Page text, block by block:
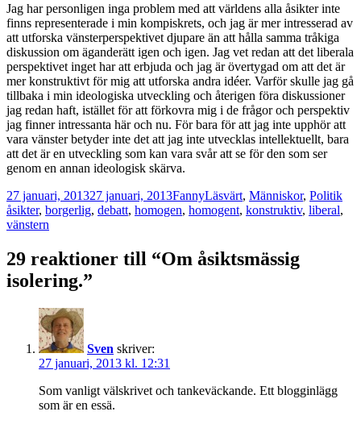
Jag har personligen inga problem med att världens alla åsikter inte
finns representerade i min kompiskrets, och jag är mer intresserad av
att utforska vänsterperspektivet djupare än att hålla samma tråkiga
diskussion om äganderätt igen och igen. Jag vet redan att det liberala
perspektivet inget har att erbjuda och jag är övertygad om att det är
mer konstruktivt för mig att utforska andra idéer. Varför skulle jag gå
tillbaka i min ideologiska utveckling och återigen föra diskussioner
jag redan haft, istället för att förkovra mig i de frågor och perspektiv
jag finner intressanta här och nu. För bara för att jag inte upphör att
vara vänster betyder inte det att jag inte utvecklas intellektuellt, bara
att det är en utveckling som kan vara svår att se för den som ser
genom en annan ideologisk skärva.
Postat
27 januari, 201327 januari, 2013Författare
FannyKategorier
Läsvärt, Människor, Politik
åsikter, borgerlig, debatt, homogen, homogent, konstruktiv, liberal,
vänstern
29 reaktioner till “Om åsiktsmässig
isolering.”
Sven skriver:
27 januari, 2013 kl. 12:31
Som vanligt välskrivet och tankeväckande. Ett blogginlägg
som är en essä.